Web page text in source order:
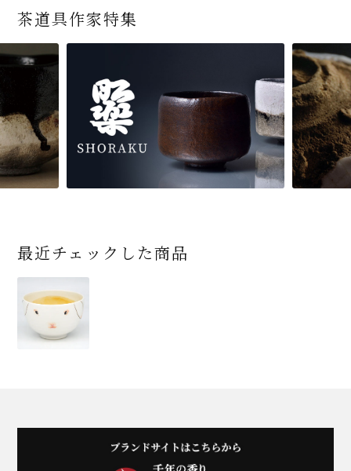
茶道具作家特集
最近チェックした商品